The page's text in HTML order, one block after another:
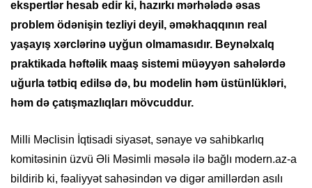
ekspertlər hesab edir ki, hazırkı mərhələdə əsas
problem ödənişin tezliyi deyil, əməkhaqqının real
yaşayış xərclərinə uyğun olmamasıdır. Beynəlxalq
praktikada həftəlik maaş sistemi müəyyən sahələrdə
uğurla tətbiq edilsə də, bu modelin həm üstünlükləri,
həm də çatışmazlıqları mövcuddur.
Milli Məclisin İqtisadi siyasət, sənaye və sahibkarlıq
komitəsinin üzvü Əli Məsimli məsələ ilə bağlı modern.az-a
bildirib ki, fəaliyyət sahəsindən və digər amillərdən asılı